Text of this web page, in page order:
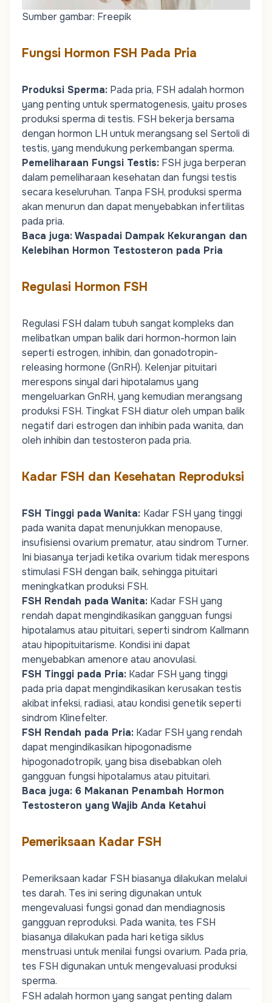
Sumber gambar: Freepik
Fungsi Hormon FSH Pada Pria
Produksi Sperma: Pada pria, FSH adalah hormon
yang penting untuk spermatogenesis, yaitu proses
produksi sperma di testis. FSH bekerja bersama
dengan hormon LH untuk merangsang sel Sertoli di
testis, yang mendukung perkembangan sperma.
Pemeliharaan Fungsi Testis: FSH juga berperan
dalam pemeliharaan kesehatan dan fungsi testis
secara keseluruhan. Tanpa FSH, produksi sperma
akan menurun dan dapat menyebabkan infertilitas
pada pria.
Baca juga:Waspadai Dampak Kekurangan dan
Kelebihan Hormon Testosteron pada Pria
Regulasi Hormon FSH
Regulasi FSH dalam tubuh sangat kompleks dan
melibatkan umpan balik dari hormon-hormon lain
seperti estrogen, inhibin, dan gonadotropin-
releasing hormone (GnRH). Kelenjar pituitari
merespons sinyal dari hipotalamus yang
mengeluarkan GnRH, yang kemudian merangsang
produksi FSH. Tingkat FSH diatur oleh umpan balik
negatif dari estrogen dan inhibin pada wanita, dan
oleh inhibin dan testosteron pada pria.
Kadar FSH dan Kesehatan Reproduksi
FSH Tinggi pada Wanita: Kadar FSH yang tinggi
pada wanita dapat menunjukkan menopause,
insufisiensi ovarium prematur, atau sindrom Turner.
Ini biasanya terjadi ketika ovarium tidak merespons
stimulasi FSH dengan baik, sehingga pituitari
meningkatkan produksi FSH.
FSH Rendah pada Wanita: Kadar FSH yang
rendah dapat mengindikasikan gangguan fungsi
hipotalamus atau pituitari, seperti sindrom Kallmann
atau hipopituitarisme. Kondisi ini dapat
menyebabkan amenore atau anovulasi.
FSH Tinggi pada Pria: Kadar FSH yang tinggi
pada pria dapat mengindikasikan kerusakan testis
akibat infeksi, radiasi, atau kondisi genetik seperti
sindrom Klinefelter.
FSH Rendah pada Pria: Kadar FSH yang rendah
dapat mengindikasikan hipogonadisme
hipogonadotropik, yang bisa disebabkan oleh
gangguan fungsi hipotalamus atau pituitari.
Baca juga: 6 Makanan Penambah Hormon
Testosteron yang Wajib Anda Ketahui
Pemeriksaan Kadar FSH
Pemeriksaan kadar FSH biasanya dilakukan melalui
tes darah. Tes ini sering digunakan untuk
mengevaluasi fungsi gonad dan mendiagnosis
gangguan reproduksi. Pada wanita, tes FSH
biasanya dilakukan pada hari ketiga siklus
menstruasi untuk menilai fungsi ovarium. Pada pria,
tes FSH digunakan untuk mengevaluasi produksi
sperma.
FSH adalah hormon yang sangat penting dalam